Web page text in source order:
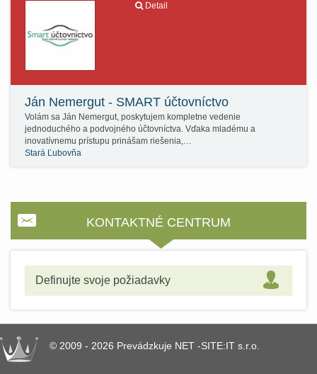
Detail
Ján Nemergut - SMART účtovníctvo
Volám sa Ján Nemergut, poskytujem kompletne vedenie
jednoduchého a podvojného účtovníctva. Vďaka mladému a
inovatívnemu prístupu prinášam riešenia,…
Stará Ľubovňa
KONTAKTNÉ CENTRUM
Definujte svoje požiadavky
© 2009 - 2026 Prevádzkuje NET -SITE:IT s.r.o.